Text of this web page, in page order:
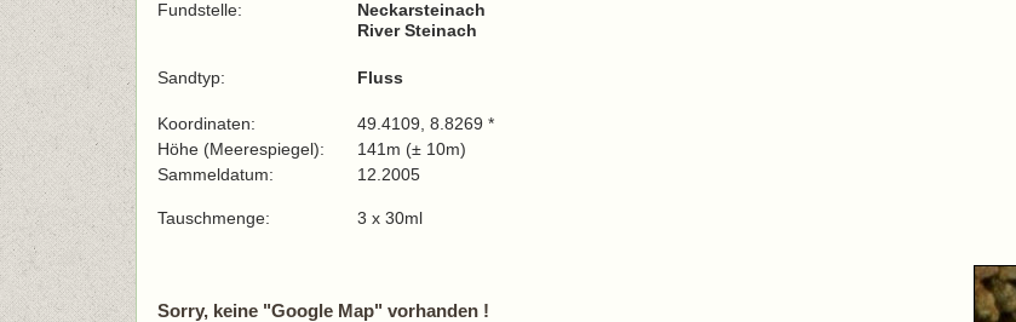
Fundstelle:
Neckarsteinach
River Steinach
Sandtyp: Fluss
Koordinaten:
49.4109, 8.8269 *
Höhe (Meerespiegel):
141m (± 10m)
Sammeldatum:
12.2005
Tauschmenge: 3 x 30ml
Sorry, keine "Google Map" vorhanden !